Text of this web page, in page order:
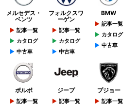
メルセデス・
ベンツ
記事一覧
カタログ
中古車
フォルクスワ
ーゲン
記事一覧
カタログ
中古車
BMW
記事一覧
カタログ
中古車
ボルボ
記事一覧
ジープ
記事一覧
プジョー
記事一覧